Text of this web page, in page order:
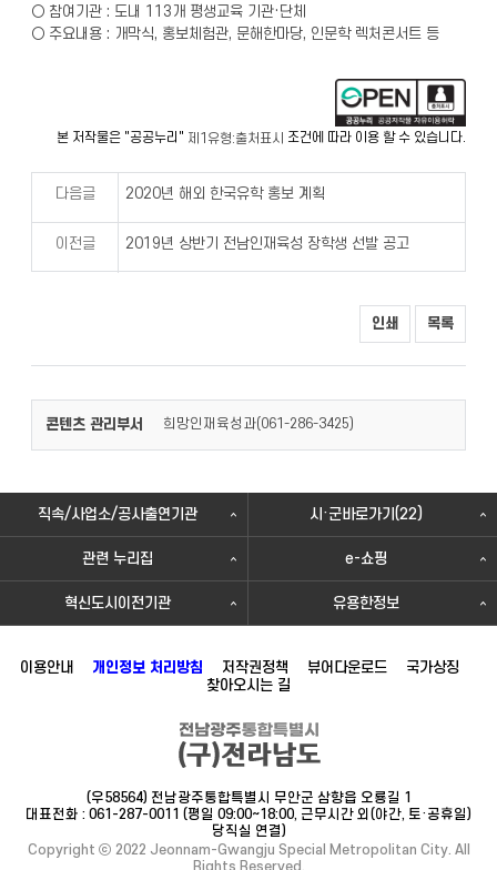
○ 참여기관 : 도내 113개 평생교육 기관·단체
○ 주요내용 : 개막식, 홍보체험관, 문해한마당, 인문학 렉처콘서트 등
본 저작물은 "공공누리" 제1유형:출처표시 조건에 따라 이용 할 수 있습니다.
다음글 2020년 해외 한국유학 홍보 계획
이전글 2019년 상반기 전남인재육성 장학생 선발 공고
인쇄 목록
콘텐츠 관리부서 희망인재육성과(061-286-3425)
직속/사업소/공사출연기관 시·군바로가기(22)
관련 누리집 e-쇼핑
혁신도시이전기관 유용한정보
이용안내 개인정보 처리방침 저작권정책 뷰어다운로드
국가상징
찾아오시는 길
(우58564) 전남광주통합특별시 무안군 삼향읍 오룡길 1
대표전화 : 061-287-0011 (평일 09:00~18:00, 근무시간 외(야간, 토·공휴일)
당직실 연결)
Copyright ⓒ 2022 Jeonnam-Gwangju Special Metropolitan City. All
Rights Reserved.